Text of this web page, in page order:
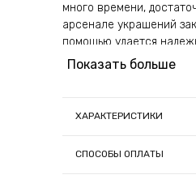
много времени,
арсенале украшений
помощью удается
непослушные пряди и
В основании изделия
Показать больше
ХАРАКТЕРИСТИКИ
Длина, см: 7.5
СПОСОБЫ ОПЛАТЫ